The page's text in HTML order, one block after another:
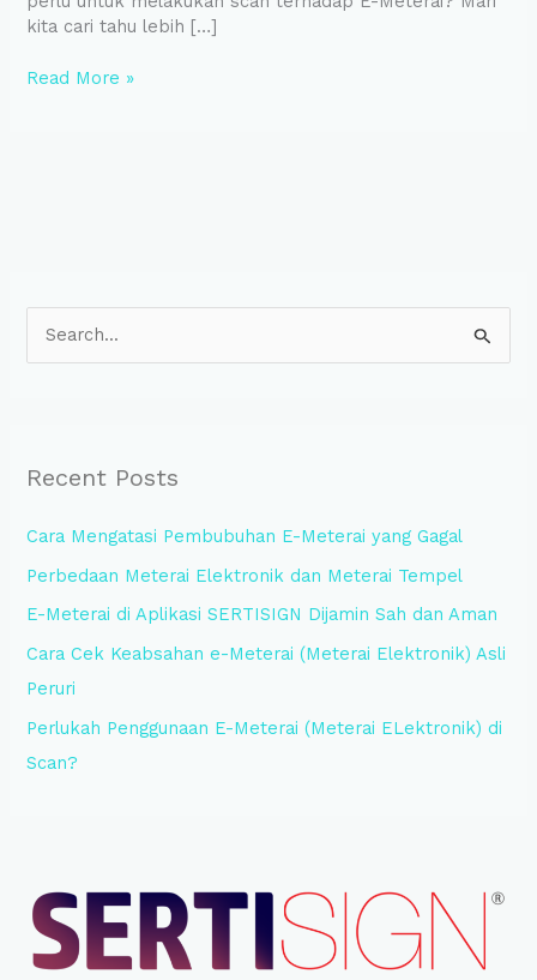
kita cari tahu lebih […]
Read More »
c
f
o
r
:
Recent Posts
Cara Mengatasi Pembubuhan E-Meterai yang Gagal
Perbedaan Meterai Elektronik dan Meterai Tempel
E-Meterai di Aplikasi SERTISIGN Dijamin Sah dan Aman
Cara Cek Keabsahan e-Meterai (Meterai Elektronik) Asli
Peruri
Perlukah Penggunaan E-Meterai (Meterai ELektronik) di
Scan?